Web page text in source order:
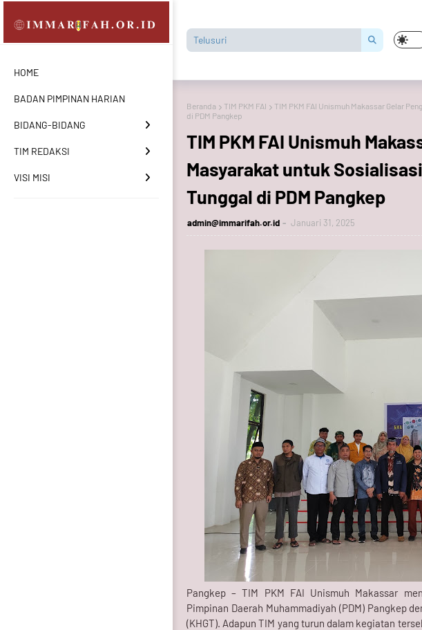
HOME
BADAN PIMPINAN HARIAN
BIDANG-BIDANG
TIM REDAKSI
VISI MISI
Beranda TIM PKM FAI
TIM PKM FAI Unismuh Makassar Gelar
di PDM Pangkep
TIM PKM FAI Unismuh
Masyarakat untuk
Tunggal di PDM Pangkep
admin@immarifah.or.id Januari 31, 2025
Pangkep – TIM PKM FAI Unismuh Makassar
Pimpinan Daerah Muhammadiyah (PDM) Pangkep
(KHGT). Adapun TIM yang turun dalam kegiatan